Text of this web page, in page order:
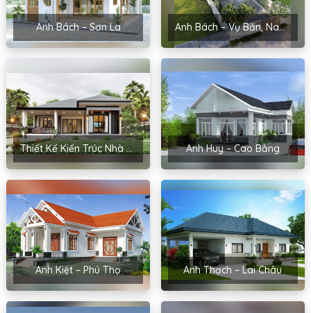
Anh Bách – Sơn La Anh Bách – Vụ Bản, Nam Định
Thiết Kế Kiến Trúc Nhà Cấp 4 Của Chị Hoa – Hải Phòng Anh Huy – Cao Bằng
Anh Kiệt – Phú Thọ Anh Thạch – Lai Châu